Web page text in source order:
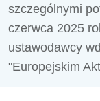
szczególnymi
czerwca 2025
ustawodawcy
"Europejskim